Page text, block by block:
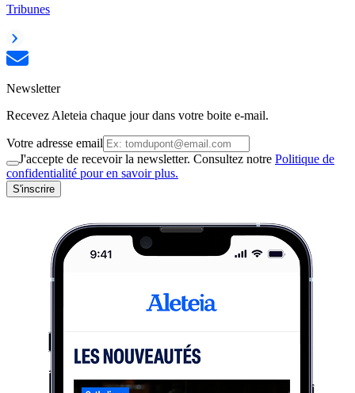
Tribunes
Newsletter
Recevez Aleteia chaque jour dans votre boite e-mail.
Votre adresse email
J'accepte de recevoir la newsletter. Consultez notre Politique de
confidentialité pour en savoir plus.
S'inscrire